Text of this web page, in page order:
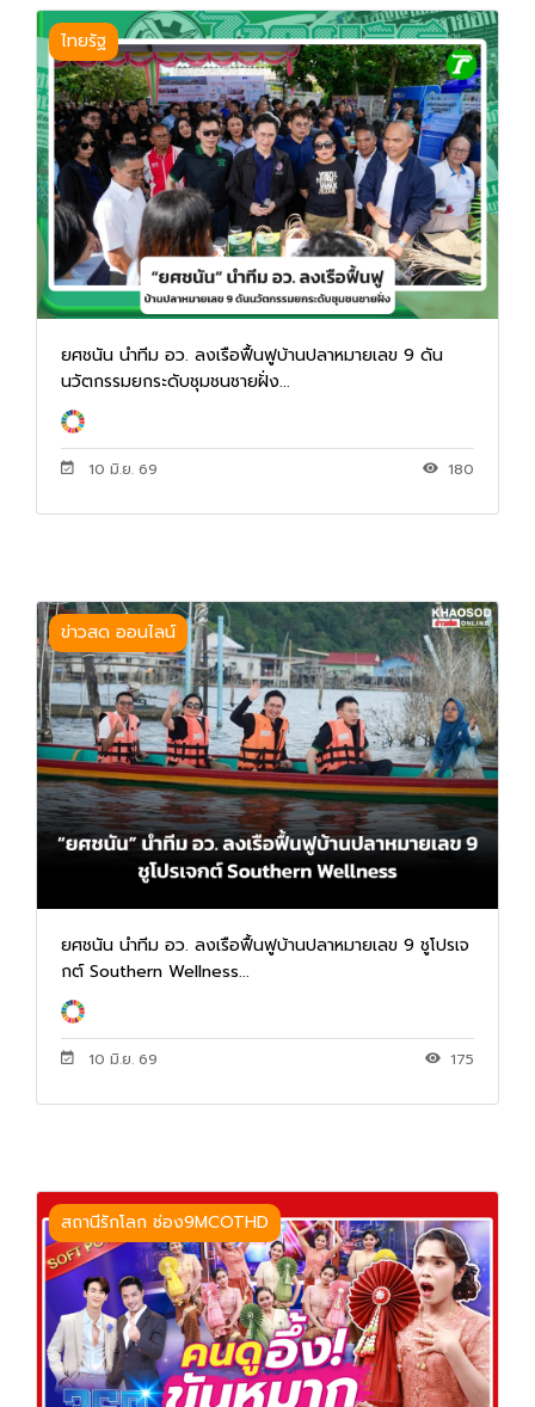
ไทยรัฐ
ยศชนัน นำทีม อว. ลงเรือฟื้นฟูบ้านปลาหมายเลข 9 ดัน
นวัตกรรมยกระดับชุมชนชายฝั่ง...
10 มิ.ย. 69 180
ข่าวสด ออนไลน์
ยศชนัน นำทีม อว. ลงเรือฟื้นฟูบ้านปลาหมายเลข 9 ชูโปรเจ
กต์ Southern Wellness...
10 มิ.ย. 69 175
สถานีรักโลก ช่อง9MCOTHD